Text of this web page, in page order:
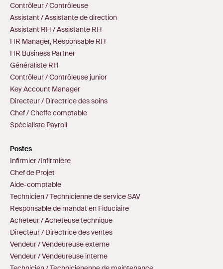
Contrôleur / Contrôleuse
Assistant / Assistante de direction
Assistant RH / Assistante RH
HR Manager, Responsable RH
HR Business Partner
Généraliste RH
Contrôleur / Contrôleuse junior
Key Account Manager
Directeur / Directrice des soins
Chef / Cheffe comptable
Spécialiste Payroll
Postes
Infirmier /Infirmière
Chef de Projet
Aide-comptable
Technicien / Technicienne de service SAV
Responsable de mandat en Fiduciaire
Acheteur / Acheteuse technique
Directeur / Directrice des ventes
Vendeur / Vendeureuse externe
Vendeur / Vendeureuse interne